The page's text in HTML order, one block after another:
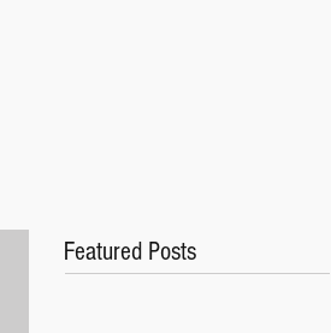
Featured Posts